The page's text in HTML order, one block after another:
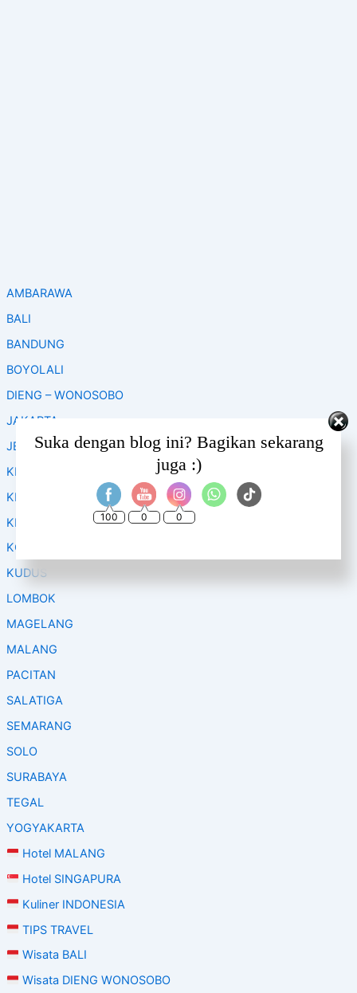
AMBARAWA
BALI
BANDUNG
BOYOLALI
DIENG – WONOSOBO
JAKARTA
JEPARA
KEDIRI
KENDAL
KLATEN
KOPENG
KUDUS
LOMBOK
MAGELANG
MALANG
PACITAN
SALATIGA
SEMARANG
SOLO
SURABAYA
TEGAL
YOGYAKARTA
Hotel MALANG
Hotel SINGAPURA
Kuliner INDONESIA
TIPS TRAVEL
Wisata BALI
Wisata DIENG WONOSOBO
Suka dengan blog ini? Bagikan sekarang
juga :)
100 0
Set Youtube Channel ID
0